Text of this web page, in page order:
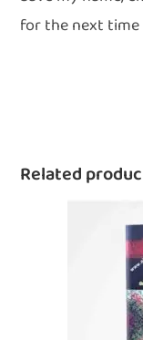
for the next
Related